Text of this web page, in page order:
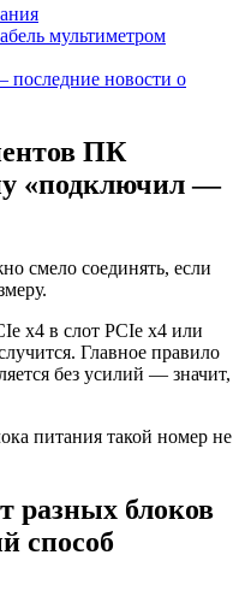
мультиметром
новости о
ПК
«подключил —
смело соединять, если
x4 в слот PCIe x4 или
Главное правило
без усилий — значит,
питания такой номер не
разных блоков
способ